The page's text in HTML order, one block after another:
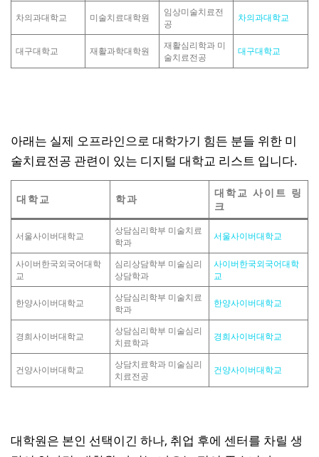
차의과대학교 미술치료대학원
임상미술치료전
공
차의과대학교
대구대학교 재활과학대학원
재활심리학과 미
술치료전공
대구대학교
아래는 실제 오프라인으로 대학가기 힘든 분들 위한 미
술치료전공 관련이 있는 디지털 대학교 리스트 입니다.
대학교 학과
대학교 사이트 링
크
서울사이버대학교
상담심리학부 미술치료
학과
서울사이버대학교
사이버한국외국어대학
교
심리상담학부 미술심리
상담학과
사이버한국외국어대학
교
한양사이버대학교
상담심리학부 미술치료
학과
한양사이버대학교
경희사이버대학교
상담심리학부 미술심리
치료학과
경희사이버대학교
건양사이버대학교
상담치료학과 미술심리
치료전공
건양사이버대학교
대학원은 본인 선택이긴 하나, 취업 후에 센터를 차릴 생